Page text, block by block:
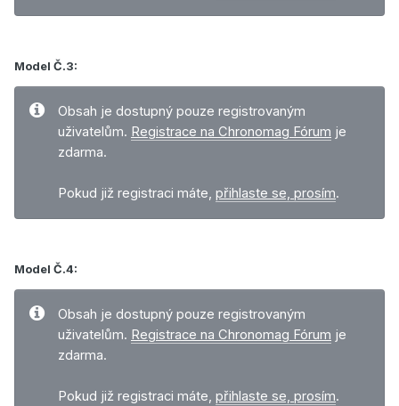
Model Č.3:
Obsah je dostupný pouze registrovaným
uživatelům. Registrace na Chronomag Fórum je
zdarma.
Pokud již registraci máte, přihlaste se, prosím.
Model Č.4:
Obsah je dostupný pouze registrovaným
uživatelům. Registrace na Chronomag Fórum je
zdarma.
Pokud již registraci máte, přihlaste se, prosím.